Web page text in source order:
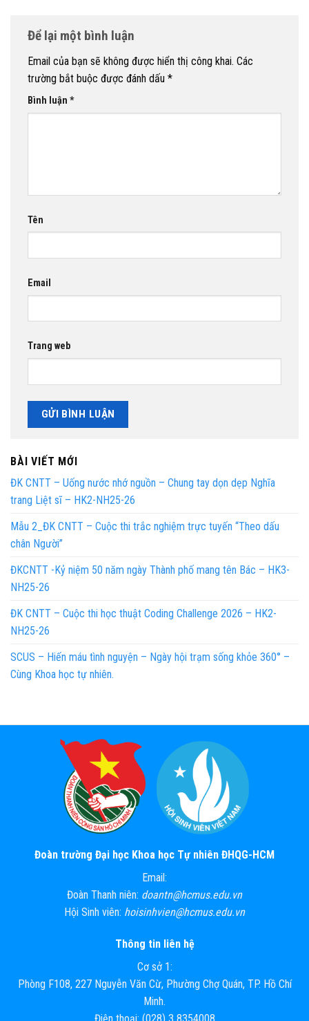
Để lại một bình luận
Email của bạn sẽ không được hiển thị công khai. Các
trường bắt buộc được đánh dấu *
Bình luận *
Tên
Email
Trang web
BÀI VIẾT MỚI
ĐK CNTT – Uống nước nhớ nguồn – Chung tay dọn dẹp Nghĩa
trang Liệt sĩ – HK2-NH25-26
Mẫu 2_ĐK CNTT – Cuộc thi trắc nghiệm trực tuyến “Theo dấu
chân Người”
ĐKCNTT -Kỷ niệm 50 năm ngày Thành phố mang tên Bác – HK3-
NH25-26
ĐK CNTT – Cuộc thi học thuật Coding Challenge 2026 – HK2-
NH25-26
SCUS – Hiến máu tình nguyện – Ngày hội trạm sống khỏe 360° –
Cùng Khoa học tự nhiên.
Đoàn trường Đại học Khoa học Tự nhiên ĐHQG-HCM
Email:
Đoàn Thanh niên: doantn@hcmus.edu.vn
Hội Sinh viên: hoisinhvien@hcmus.edu.vn
Thông tin liên hệ
Cơ sở 1:
Phòng F108, 227 Nguyễn Văn Cừ, Phường Chợ Quán, TP. Hồ Chí
Minh.
Điện thoại: (028) 3 8354008